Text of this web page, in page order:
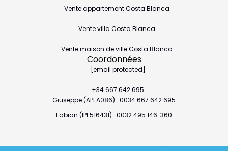
Coordonnées
[email protected]
+34 667 642 695
Giuseppe (API A086) : 0034.667.642.695
Fabian (IPI 516431) : 0032.495.146. 360
Vente appartement Costa Blanca
Vente villa Costa Blanca
Vente maison de ville Costa Blanca